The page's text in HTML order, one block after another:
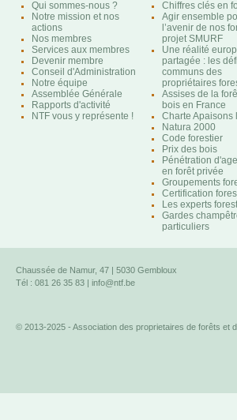
Qui sommes-nous ?
Notre mission et nos
actions
Nos membres
Services aux membres
Devenir membre
Conseil d'Administration
Notre équipe
Assemblée Générale
Rapports d'activité
NTF vous y représente !
Chiffres clés en
Agir ensemble
l’avenir de nos
projet SMURF
Une réalité
partagée : les
communs des
propriétaires
Assises de la
bois en France
Charte Apaisons
Natura 2000
Code forestier
Prix des bois
Pénétration
en forêt privée
Groupements
Certification
Les experts
Gardes
particuliers
Chaussée de Namur, 47 | 5030 Gembloux
Tél : 081 26 35 83 | info@ntf.be
© 2013-2025 - Association des proprietaires de forêts et